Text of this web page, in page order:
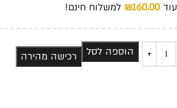
עוד ₪160.00 למשלוח חינם!
הוספה לסל רכישה מהירה